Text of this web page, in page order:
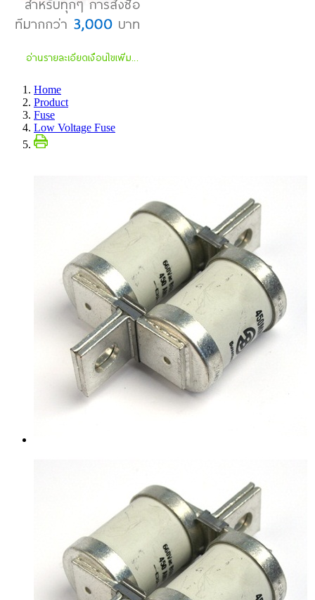
Home
Product
Fuse
Low Voltage Fuse